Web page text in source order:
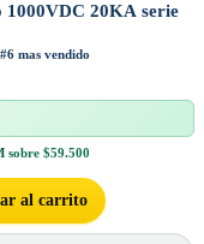
1000VDC 20KA serie
#6 mas vendido
sobre $59.500
al carrito